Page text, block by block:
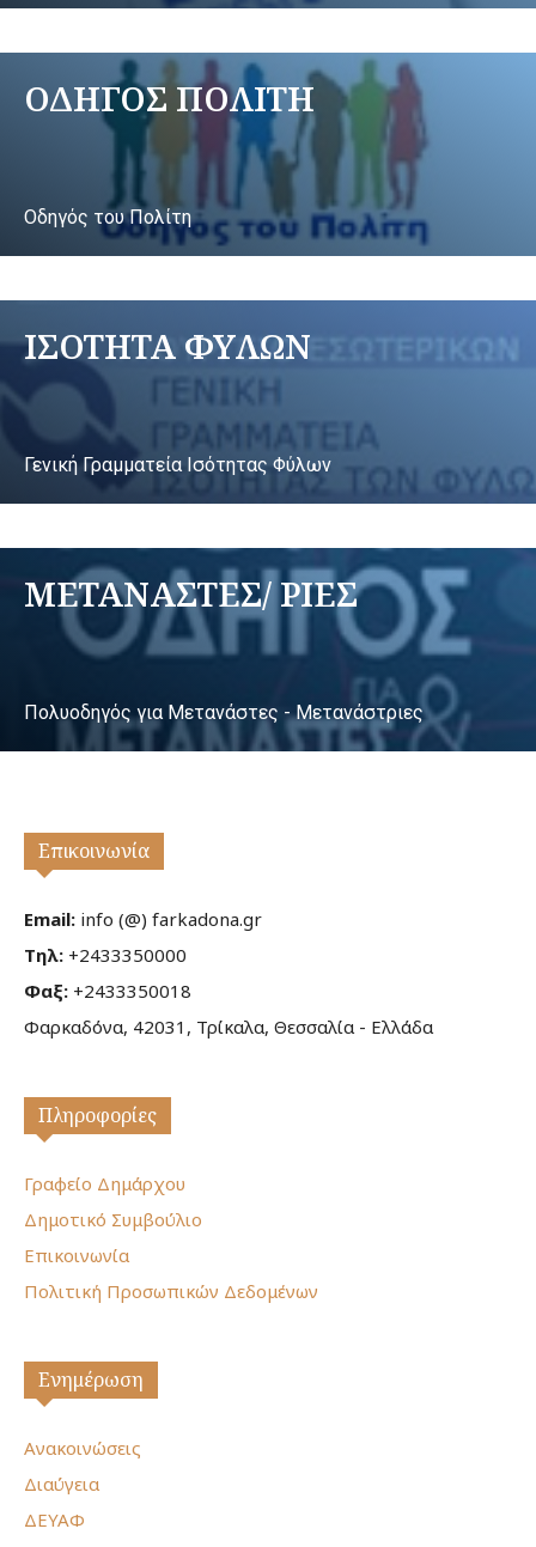
ΟΔΗΓΟΣ ΠΟΛΙΤΗ
Οδηγός του Πολίτη
ΙΣΟΤΗΤΑ ΦΥΛΩΝ
Γενική Γραμματεία Ισότητας Φύλων
ΜΕΤΑΝΑΣΤΕΣ/ ΡΙΕΣ
Πολυοδηγός για Μετανάστες - Μετανάστριες
Επικοινωνία
Email: info (@) farkadona.gr
Τηλ: +2433350000
Φαξ: +2433350018
Φαρκαδόνα, 42031, Τρίκαλα, Θεσσαλία - Ελλάδα
Πληροφορίες
Γραφείο Δημάρχου
Δημοτικό Συμβούλιο
Επικοινωνία
Πολιτική Προσωπικών Δεδομένων
Ενημέρωση
Ανακοινώσεις
Διαύγεια
ΔΕΥΑΦ